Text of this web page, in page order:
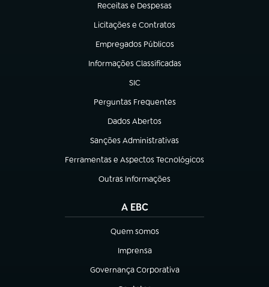
Receitas e Despesas
(abre em nova aba)
Licitações e Contratos
(abre em nova aba)
Empregados Públicos
(abre em nova aba)
Informações Classificadas
(abre em nova aba)
SIC
(abre em nova aba)
Perguntas Frequentes
(abre em nova aba)
Dados Abertos
(abre em nova aba)
Sanções Administrativas
(abre em nova aba)
Ferramentas e Aspectos Tecnológicos
(abre em nova aba)
Outras Informações
(abre em nova aba)
A EBC
Quem somos
(abre em nova aba)
Imprensa
(abre em nova aba)
Governança Corporativa
(abre em nova aba)